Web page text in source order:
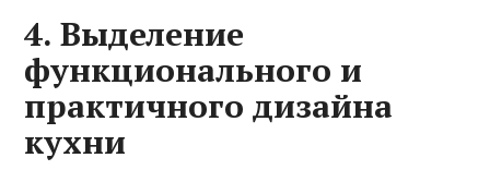
4. Выделение
функционального и
практичного дизайна
кухни